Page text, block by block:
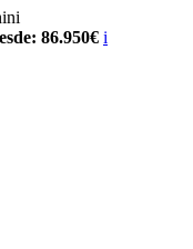
86.950€ i